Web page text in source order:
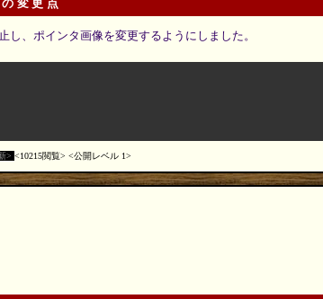
変更点
し、ポインタ画像を変更するようにしました。
10215閲覧 公開レベル 1